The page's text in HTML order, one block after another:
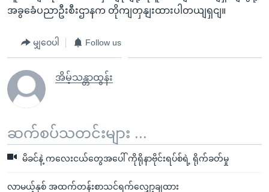
အခွခေံပညာဦးစီးဌာနက တိုကျတှနျးထားပါတယျရှငျ။
မျှဝေပါ Follow us
အိမ့်သန္တာထွန်း
ဆက်စပ်သတင်းများ ...
မိခင်နဲ့ ကလေးငယ်တွေအပေါ် ကိုရိုနာဗိုင်းရပ်စ်ရဲ့ ရိုက်ခတ်မှု
လာမယ့်နှစ် အထက်တန်းစာသင်ရက်လျှော့ချထား